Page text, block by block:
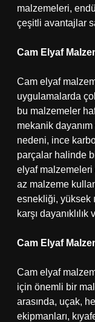
malzemeleri,
çeşitli avantajlar
Cam Elyaf
Cam elyaf
uygulamalarda
bu malzemeler
mekanik
nedeni, ince
parçalar halinde
elyaf
az malzeme
esnekliği, yüksek
karşı
Cam Elyaf
Cam elyaf
için önemli bir
arasında, uçak,
ekipmanları,